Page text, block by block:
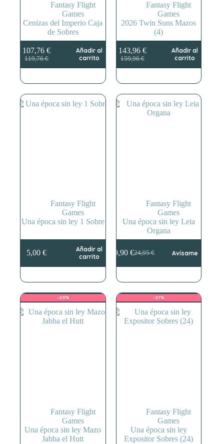
Fantasy Flight
Games
Cenizas del Imperio Caja
de Sobres
119,76€
El
precio
era:
119,76 €.
107,76€
El
precio
es:
107,76 €.
Añadir al
carrito
Fantasy Flight
Games
2026 Twin Suns Mazos
(4)
159,96€
El
precio
era:
159,96 €.
143,96 €
El
precio
es:
143,96 €.
Añadir al
carrito
Fantasy Flight
Games
Una época sin ley 1 Sobre
5,00€
Añadir al
carrito
Fantasy Flight
Games
Una época sin ley Leia
Organa
24,95€
El
precio
era:
24,95 €.
19,90€El
precio
es:
19,90 €.
Avísame
-20%
Fantasy Flight
Games
Una época sin ley Mazo
Jabba el Hutt
-21%
Fantasy Flight
Games
Una época sin ley
Expositor Sobres (24)